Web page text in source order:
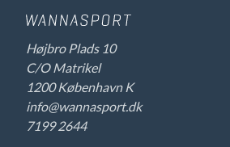
Højbro Plads 10
C/O Matrikel
1200 København K
info@wannasport.dk
7199 2644